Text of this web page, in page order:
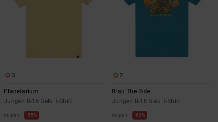
3
Planetarium
Jungen 8-16 Gelb T-Shirt
25,00 € 55%
2
Brap The Ride
Jungen 8-16 Blau T-Shirt
25,00 € 63%